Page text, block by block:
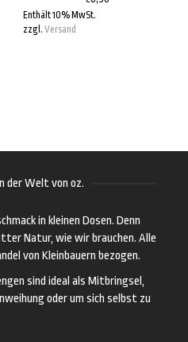
Enthält 10% MwSt.
zzgl.Versand
der Welt von oz.
in kleinen Dosen. Denn
Natur, wie wir brauchen. Alle
von Kleinbauern bezogen.
sind ideal als Mitbringsel,
oder um sich selbst zu